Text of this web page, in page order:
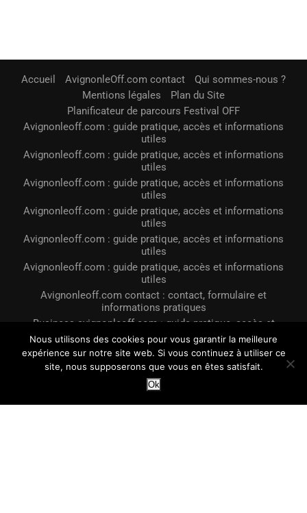
AvignonleOff.com contact
Qui sommes-nous ?
Mentions légales
Plan du Site
Planificateur de parcours Festival OFF
Avignonleoff.com : guide pratique, accès et informations
utiles
Avignonleoff.com : guide pratique, accès et informations
utiles
Avignonleoff.com : guide pratique, accès et informations
utiles
Avignonleoff.com : guide pratique, accès et informations
utiles
Avignonleoff.com : guide pratique, accès et informations
utiles
Avignonleoff.com : guide pratique, accès et informations
utiles
Avignonleoff.com contact : contact, formulaire et
informations pratiques
Business avignonleoff.com : guide pratique, accès et
informations utiles
Avignonleoff.com pour un prêt immobilier
@2023 - Tous droits réservés. Conçu et développé par
Nous utilisons des cookies pour vous garantir la meilleure
expérience sur notre site web. Si vous continuez à utiliser ce
site, nous supposerons que vous en êtes satisfait.
Ok